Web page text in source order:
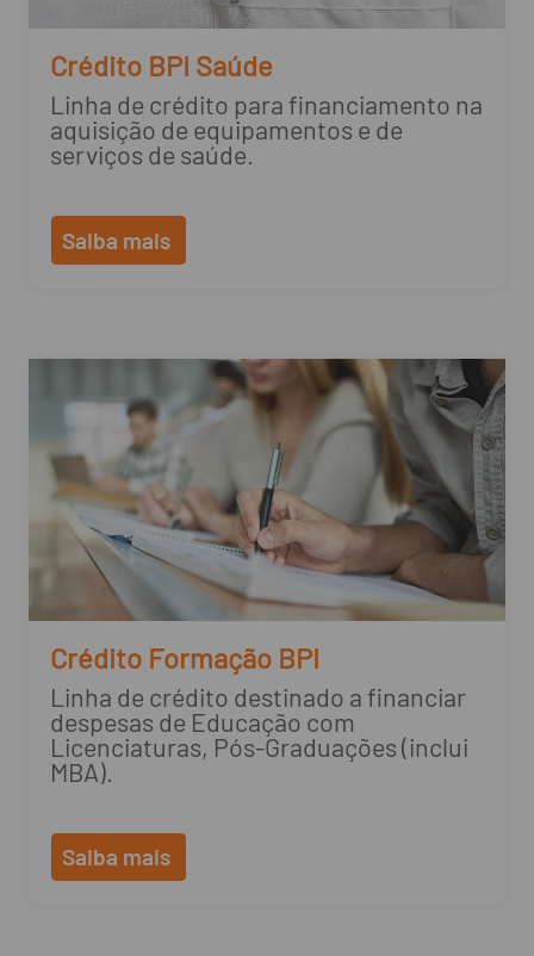
Crédito BPI Saúde
Linha de crédito para financiamento na
aquisição de equipamentos e de
serviços de saúde.
Saiba mais
Crédito Formação BPI
Linha de crédito destinado a financiar
despesas de Educação com
Licenciaturas, Pós-Graduações (inclui
MBA).
Saiba mais